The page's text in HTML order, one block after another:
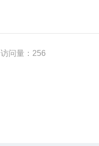
访问量：256